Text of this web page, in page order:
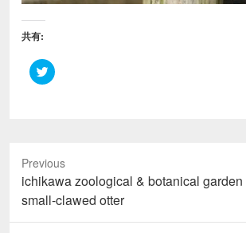
共有:
ク
リ
t
e
r
で
有
Previous
Previous
post:
ichikawa zoological & botanical
small-clawed otter